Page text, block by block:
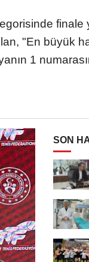
finale
"En büyük
1
SON